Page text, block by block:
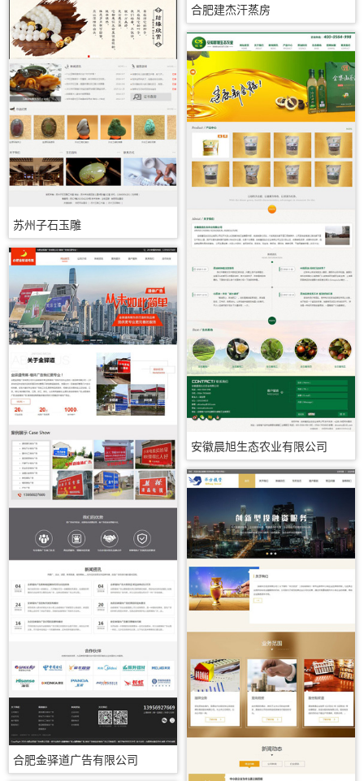
合肥建杰汗蒸房
苏州子石玉雕
安徽晨旭生态农业有限公司
合肥金驿道广告有限公司